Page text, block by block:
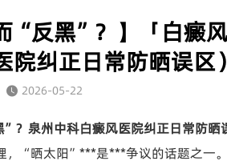
“反黑”？】「白癜
院纠正日常防晒误区）
2026-05-22
？泉州中科白癜风医院纠正日常防晒
，“晒太阳”***是***争议的话题之一